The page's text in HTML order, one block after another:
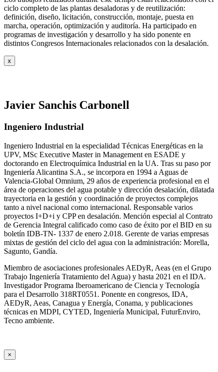
ciclo completo de las plantas desaladoras y de reutilización:
definición, diseño, licitación, construcción, montaje, puesta en
marcha, operación, optimización y auditoría. Ha participado en
programas de investigación y desarrollo y ha sido ponente en
distintos Congresos Internacionales relacionados con la desalación.
x
Javier Sanchis Carbonell
Ingeniero Industrial
Ingeniero Industrial en la especialidad Técnicas Energéticas en la
UPV, MSc Executive Master in Management en ESADE y
doctorando en Electroquímica Industrial en la UA. Tras su paso por
Ingeniería Alicantina S.A., se incorpora en 1994 a Aguas de
Valencia-Global Omnium, 29 años de experiencia profesional en el
área de operaciones del agua potable y dirección desalación, dilatada
trayectoria en la gestión y coordinación de proyectos complejos
tanto a nivel nacional como internacional. Responsable varios
proyectos I+D+i y CPP en desalación. Mención especial al Contrato
de Gerencia Integral calificado como caso de éxito por el BID en su
boletín IDB-TN- 1337 de enero 2.018. Gerente de varias empresas
mixtas de gestión del ciclo del agua con la administración: Morella,
Sagunto, Gandía.
Miembro de asociaciones profesionales AEDyR, Aeas (en el Grupo
Trabajo Ingeniería Tratamiento del Agua) y hasta 2021 en el IDA.
Investigador Programa Iberoamericano de Ciencia y Tecnología
para el Desarrollo 318RT0551. Ponente en congresos, IDA,
AEDyR, Aeas, Canagua y Energía, Conama, y publicaciones
técnicas en MDPI, CYTED, Ingeniería Municipal, FuturEnviro,
Tecno ambiente.
×